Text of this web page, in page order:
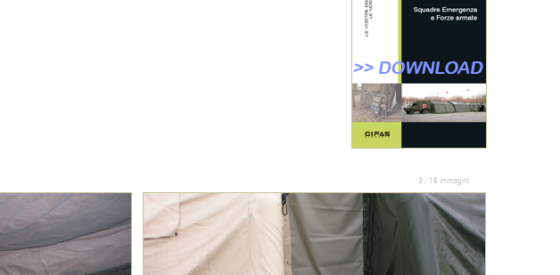
3 / 16 immagini